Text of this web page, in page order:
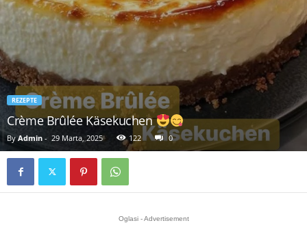
REZEPTE
Crème Brûlée Käsekuchen
By Admin - 29 Marta, 2025 122 0
Oglasi - Advertisement